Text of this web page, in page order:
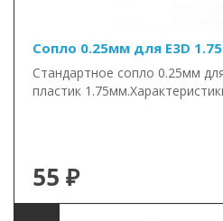
Сопло 0.25мм для E3D
Стандартное сопло 0.25мм
пластик
55 ₽